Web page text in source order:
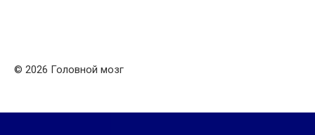
© 2026 Головной мозг